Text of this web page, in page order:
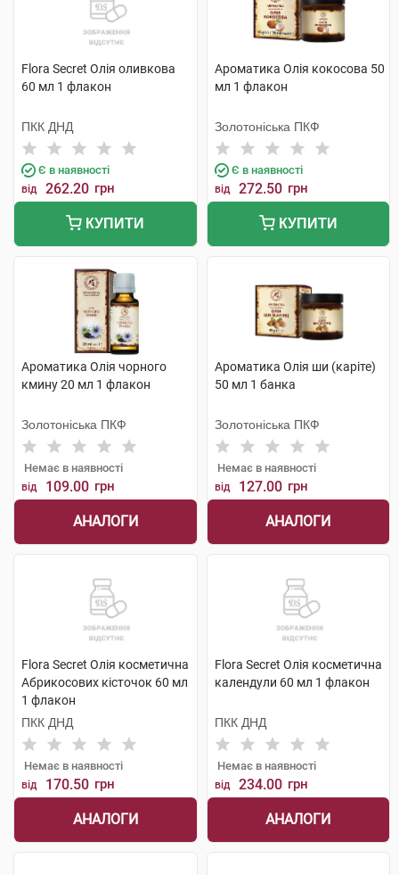
Flora Secret Олія оливкова
60 мл 1 флакон
ПКК ДНД
Є в наявності
від 262.20 грн
КУПИТИ
Ароматика Олія кокосова 50
мл 1 флакон
Золотоніська ПКФ
Є в наявності
від 272.50 грн
КУПИТИ
Ароматика Олія чорного
кмину 20 мл 1 флакон
Золотоніська ПКФ
Немає в наявності
від 109.00 грн
АНАЛОГИ
Ароматика Олія ши (каріте)
50 мл 1 банка
Золотоніська ПКФ
Немає в наявності
від 127.00 грн
АНАЛОГИ
Flora Secret Олія косметична
Абрикосових кісточок 60 мл
1 флакон
ПКК ДНД
Немає в наявності
від 170.50 грн
АНАЛОГИ
Flora Secret Олія косметична
календули 60 мл 1 флакон
ПКК ДНД
Немає в наявності
від 234.00 грн
АНАЛОГИ